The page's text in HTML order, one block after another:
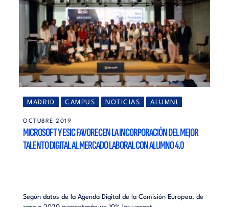
MADRID CAMPUS NOTICIAS ALUMNI
OCTUBRE 2019
MICROSOFT Y ESIC FAVORECEN LA INCORPORACIÓN DEL MEJOR
TALENTO DIGITAL AL MERCADO LABORAL CON ALUMNO 4.0
Según datos de la Agenda Digital de la Comisión Europea, de